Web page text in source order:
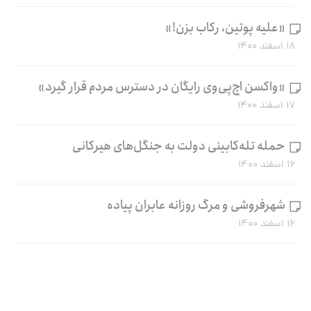
«علیه پوتین، رکاب بزن!»
۱۸ اسفند ۱۴۰۰
«واکسن اچ‌پی‌وی رایگان در دسترس مردم قرار گیرد»
۱۷ اسفند ۱۴۰۰
حمله تله‌کابینی دولت به جنگل‌های هیرکانی
۱۶ اسفند ۱۴۰۰
شهرفروشی و مرگ روزانه عابران پیاده
۱۶ اسفند ۱۴۰۰